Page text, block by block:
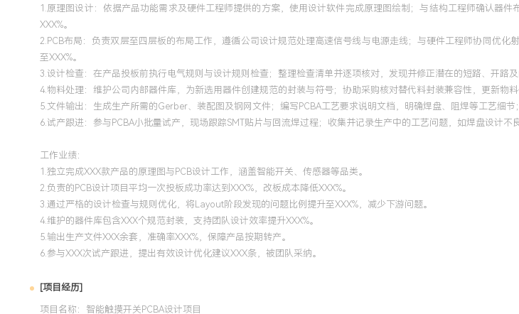
1.原理图设计：依据产品功能需求及硬件工程师提供的方案，使用设计软件完成原理图绘制；与结构工程师确认器
XXX%。
2.PCB布局：负责双层至四层板的布局工作，遵循公司设计规范处理高速信号线与电源走线；与硬件工程师协同优
至XXX%。
3.设计检查：在产品投板前执行电气规则与设计规则检查；整理检查清单并逐项核对，发现并修正潜在的短路、开路
4.物料处理：维护公司内部器件库，为新选用器件创建规范的封装与符号；协助采购核对替代料封装兼容性，更新物
5.文件输出：生成生产所需的Gerber、装配图及钢网文件；编写PCBA工艺要求说明文档，明确焊盘、阻焊等工艺细节
6.试产跟进：参与PCBA小批量试产，现场跟踪SMT贴片与回流焊过程；收集并记录生产中的工艺问题，如焊盘设计
工作业绩：
1.独立完成XXX款产品的原理图与PCB设计工作，涵盖智能开关、传感器等品类。
2.负责的PCB设计项目平均一次投板成功率达到XXX%，改板成本降低XXX%。
3.通过严格的设计检查与规则优化，将Layout阶段发现的问题比例提升至XXX%，减少下游问题。
4.维护的器件库包含XXX个规范封装，支持团队设计效率提升XXX%。
5.输出生产文件XXX余套，准确率XXX%，保障产品按期转产。
6.参与XXX次试产跟进，提出有效设计优化建议XXX条，被团队采纳。
[项目经历]
项目名称：智能触摸开关PCBA设计项目